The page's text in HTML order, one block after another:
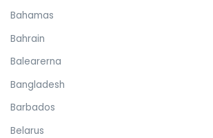
Bahamas
Bahrain
Balearerna
Bangladesh
Barbados
Belarus